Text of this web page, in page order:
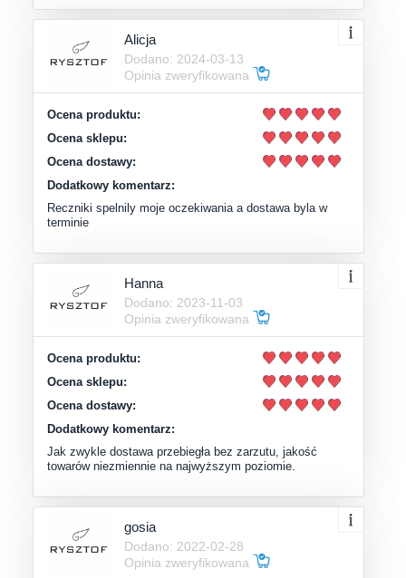
Alicja
Dodano: 2024-03-13
Opinia zweryfikowana
Ocena produktu:
Ocena sklepu:
Ocena dostawy:
Dodatkowy komentarz:
Reczniki spelnily moje oczekiwania a dostawa byla w
terminie
Hanna
Dodano: 2023-11-03
Opinia zweryfikowana
Ocena produktu:
Ocena sklepu:
Ocena dostawy:
Dodatkowy komentarz:
Jak zwykle dostawa przebiegła bez zarzutu, jakość
towarów niezmiennie na najwyższym poziomie.
gosia
Dodano: 2022-02-28
Opinia zweryfikowana